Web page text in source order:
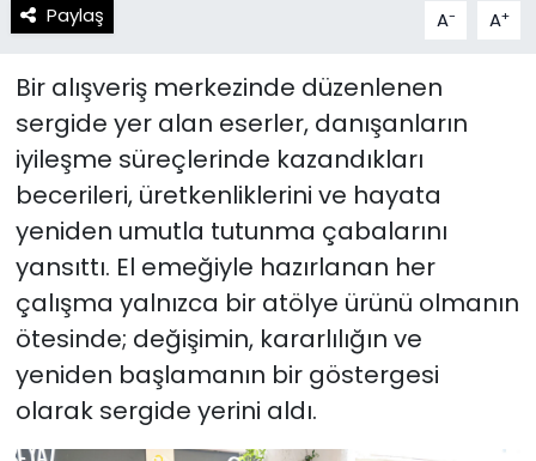
Paylaş A- A+
Bir alışveriş merkezinde düzenlenen
sergide yer alan eserler, danışanların
iyileşme süreçlerinde kazandıkları
becerileri, üretkenliklerini ve hayata
yeniden umutla tutunma çabalarını
yansıttı. El emeğiyle hazırlanan her
çalışma yalnızca bir atölye ürünü olmanın
ötesinde; değişimin, kararlılığın ve
yeniden başlamanın bir göstergesi
olarak sergide yerini aldı.